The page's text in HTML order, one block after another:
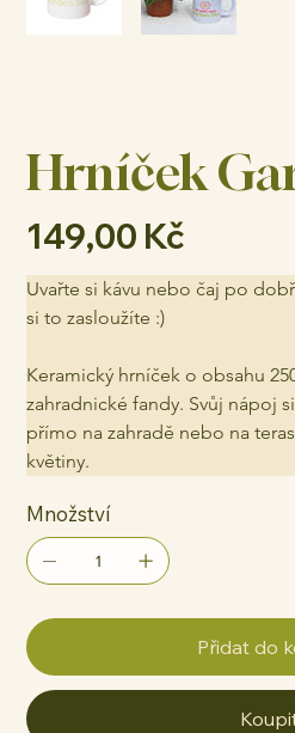
Hrníček
149,00 Kč
Uvařte si kávu nebo čaj po
si to zasloužíte :)
Keramický hrníček o obsahu
zahradnické fandy. Svůj nápoj
přímo na zahradě nebo na
květiny.
Množství
Přidat do